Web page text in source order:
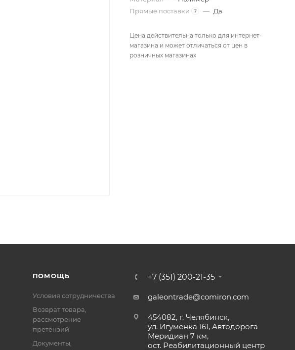
Прямые поставки
? — Да
Цена действительна только для интернет-
магазина и может отличаться от цен в
розничных магазинах
ПОМОЩЬ
Условия сотрудничества
Возврат товара,
рассмотрение
претензий
Документы,
+7 (351) 200-21-35
galeontrade@comiron.com
454082, г. Челябинск,
ул. Игуменка 161, Автодорога
Меридиан 7 км,
ост. Реабилитационный центр